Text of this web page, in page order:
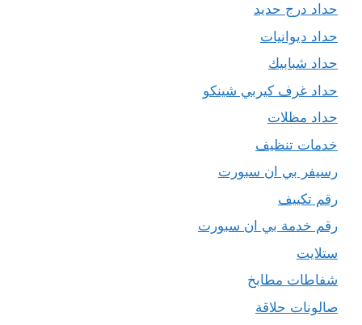
حداد درج حديد
حداد ديوانيات
حداد شبابيك
حداد غرف كيربي شينكو
حداد مظلات
خدمات تنظيف
رسيفر بي ان سبورت
رقم تكييف
رقم خدمة بي ان سبورت
ستلايت
شفاطات مطابخ
صالونات حلاقة